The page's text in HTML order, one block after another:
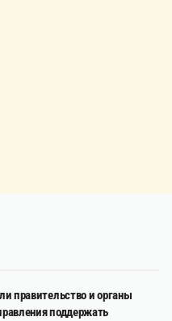
правительство и органы
поддержать